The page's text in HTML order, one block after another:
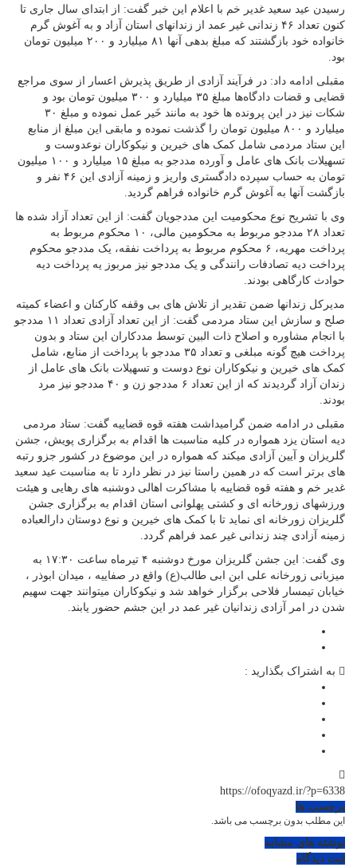
رسیدن عید سعید غدیر خم با اعلام این خبر گفت: از ابتدای سال جاری تا
کنون تعداد ۴۶ زندانی غیر عمد از زندانهای استان آزاد و به آغوش گرم
خانواده خود بازگشتند که مبلغ بدهی آنها ۸۱ میلیارد و ۲۰۰ میلیون تومان
بود.
مقبلی ادامه داد: در فرآیند آزادی از طریق پذیرش اعسار از سوی مراجع
قضایی و قضات دادگاه‌ها مبلغ ۳۵ میلیارد و ۳۰۰ میلیون تومان بود و
شکات نیز در این پرونده ها خود به مانند خَیر عمل نموده و مبلغ ۳۰
میلیارد و ۸۰۰ میلیون تومان را گذشت نموده و مابقی این مبلغ از منابع
این ستاد مردمی شامل کمک های خیرین و نیکوکاران نوعدوست و
تسهیلات بانک های عامل و آورده مددجو به مبلغ ۱۵ میلیارد و ۱۰۰ میلیون
تومان به حساب سپرده دادگستری واریز و زمینه آزادی این ۴۶ نفر و
بازگشت آنها به آغوش گرم خانواده فراهم گردید.
وی با تشریح نوع محکومیت این مددجویان گفت: از این تعداد آزاد شده ها
تعداد ۲۸ مددجو مربوط به محکومین مالی، ۱۰ محکوم مربوط به
پرداخت مهریه، ۶ محکوم مربوط به پرداخت نفقه، یک مددجو محکوم
پرداخت دیه تصادفات رانندگی و یک مددجو نیز مربوز یه پرداخت دیه
حوادث کارگاهی بودند.
مدیرکل زندانها ضمن تقدیر از تلاش های بی وقفه کارکنان و اعضاء کمیته
صلح و سازش این ستاد مردمی گفت: از این تعداد آزادی تعداد ۱۱ مددجو
با انجام مشاوره و اصلاح ذات البین توسط مددکاران این ستاد و بدون
پرداخت هیچ گونه مبلغی و تعداد ۳۵ مددجو با پرداخت از منابع، شامل
کمک های خیرین و نیکوکاران نوع دوست و تسهیلات بانک های عامل از
زندان آزاد گردیدند که از این تعداد ۶ مددجو زن و ۴۰ مددجو نیز مرد
بودند.
مقبلی در ادامه ضمن گرامیداشت هفته قوه قضاییه گفت: ستاد مردمی
دیه استان یزد همواره در کلیه مناسبت ها اقدام به برگزاری پویش، جشن
گلریزان و آیین آزادی میکند که همواره در این موضوع در کشور جزو رتبه
های برتر است که در همین راستا نیز در نظر دارد تا به مناسبت عید سعید
غدیر خم و هفته قوه قضاییه با مشاکرت اهالی دوشنبه های رهایی و هیئت
ورزشهای زورخانه ای و کشتی پهلوانی استان اقدام به برگزاری جشن
گلریزان زورخانه ای نماید تا با کمک های خیرین و نوع دوستان دارالعباده
زمینه آزادی چند زندانی غیر عمد فراهم گردد.
وی گفت: این جشن گلریزان مورخ دوشنبه ۴ تیرماه ساعت ۱۷:۳۰ به
میزبانی زورخانه علی ابن ابی طالب(ع) واقع در صفاییه ، میدان ابوذر ،
خیابان تیمسار فلاحی برگزار خواهد شد و نیکوکاران میتوانند جهت سهیم
شدن در امر آزادی زندانیان غیر عمد در این جشم حضور یابند.
به اشتراک بگذارید :
https://ofoqyazd.ir/?p=6338
برچسب ها
این مطلب بدون برچسب می باشد.
نوشته های مشابه
ثبت دیدگاه